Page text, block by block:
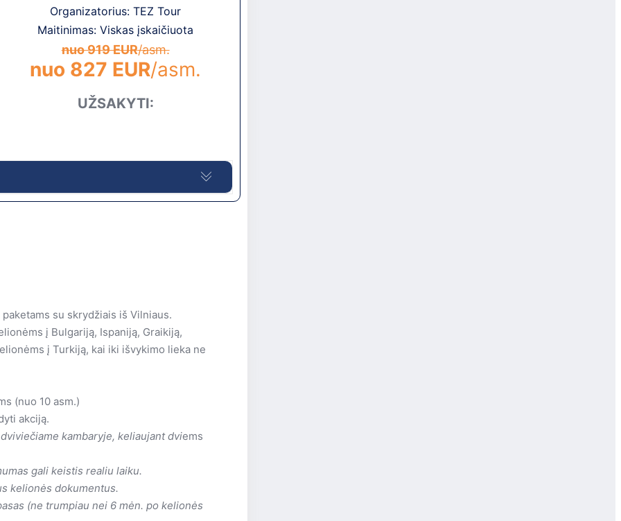
mokestį
valdymu, nemokamai)
mokestį (mokamai, nuo 03.07 iki
zona)
kalneliai – nemokamai)
papildomą mokestį
už papildomą mokestį)
iki Herakliono, antroje viešbučių
per kelią). Apie 350 m iki autobusų
(apie 2,5 km).
(nemokamai)
Organizatorius: TEZ Tour
Maitinimas: Viskas įskaičiuota
nuo 919 EUR/asm.
nuo 827 EUR/asm.
UŽSAKYTI:
apie 1 km iki Chersonisos, antroje
100 m iki autobusų stotelės.Vakaro
su skrydžiais iš Vilniaus.
į Bulgariją, Ispaniją, Graikiją,
į Turkiją, kai iki išvykimo lieka ne
(nuo 10 asm.)
akciją.
kambaryje, keliaujant dviems
gali keistis realiu laiku.
kelionės dokumentus.
(ne trumpiau nei 6 mėn. po kelionės